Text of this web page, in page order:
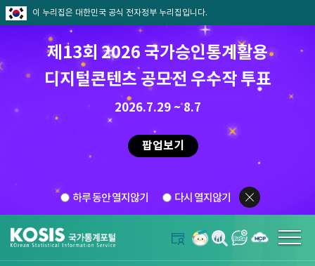
이 누리집은 대한민국 공식 전자정부 누리집입니다.
제13회 2026 국가승인통계활용
디지털콘텐츠 공모전 우수작 투표
2026.7.29 ~ 8.7
팝업보기
하루 동안 열지않기 다시 열지않기